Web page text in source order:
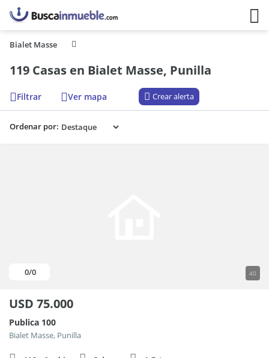
Bialet Masse
119 Casas en Bialet Masse, Punilla
Filtrar Ver mapa Crear alerta
Ordenar por:
0/0 40
USD 75.000
Publica 100
Bialet Masse, Punilla